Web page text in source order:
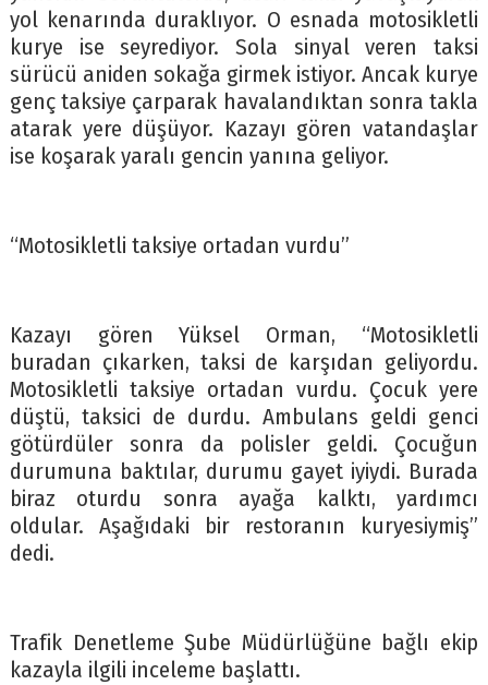
yol kenarında duraklıyor. O esnada motosikletli
kurye ise seyrediyor. Sola sinyal veren taksi
sürücü aniden sokağa girmek istiyor. Ancak kurye
genç taksiye çarparak havalandıktan sonra takla
atarak yere düşüyor. Kazayı gören vatandaşlar
ise koşarak yaralı gencin yanına geliyor.
“Motosikletli taksiye ortadan vurdu”
Kazayı gören Yüksel Orman, “Motosikletli
buradan çıkarken, taksi de karşıdan geliyordu.
Motosikletli taksiye ortadan vurdu. Çocuk yere
düştü, taksici de durdu. Ambulans geldi genci
götürdüler sonra da polisler geldi. Çocuğun
durumuna baktılar, durumu gayet iyiydi. Burada
biraz oturdu sonra ayağa kalktı, yardımcı
oldular. Aşağıdaki bir restoranın kuryesiymiş”
dedi.
Trafik Denetleme Şube Müdürlüğüne bağlı ekip
kazayla ilgili inceleme başlattı.